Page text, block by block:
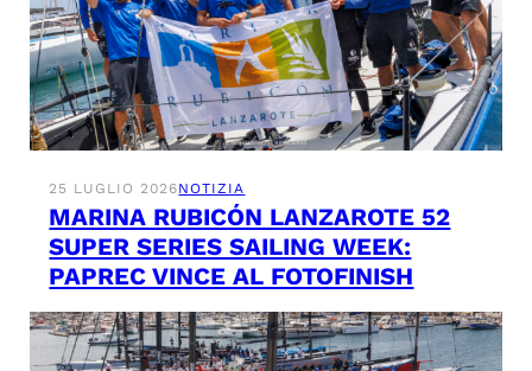
25 LUGLIO 2026NOTIZIA
MARINA RUBICÓN LANZAROTE 52
SUPER SERIES SAILING WEEK:
PAPREC VINCE AL FOTOFINISH